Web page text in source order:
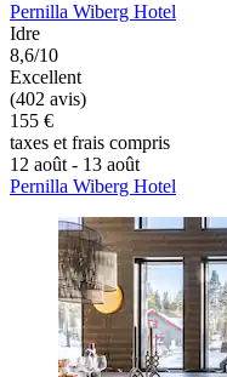
Pernilla Wiberg Hotel
Idre
8,6/10
Excellent
(402 avis)
155 €
taxes et frais compris
12 août - 13 août
Pernilla Wiberg Hotel